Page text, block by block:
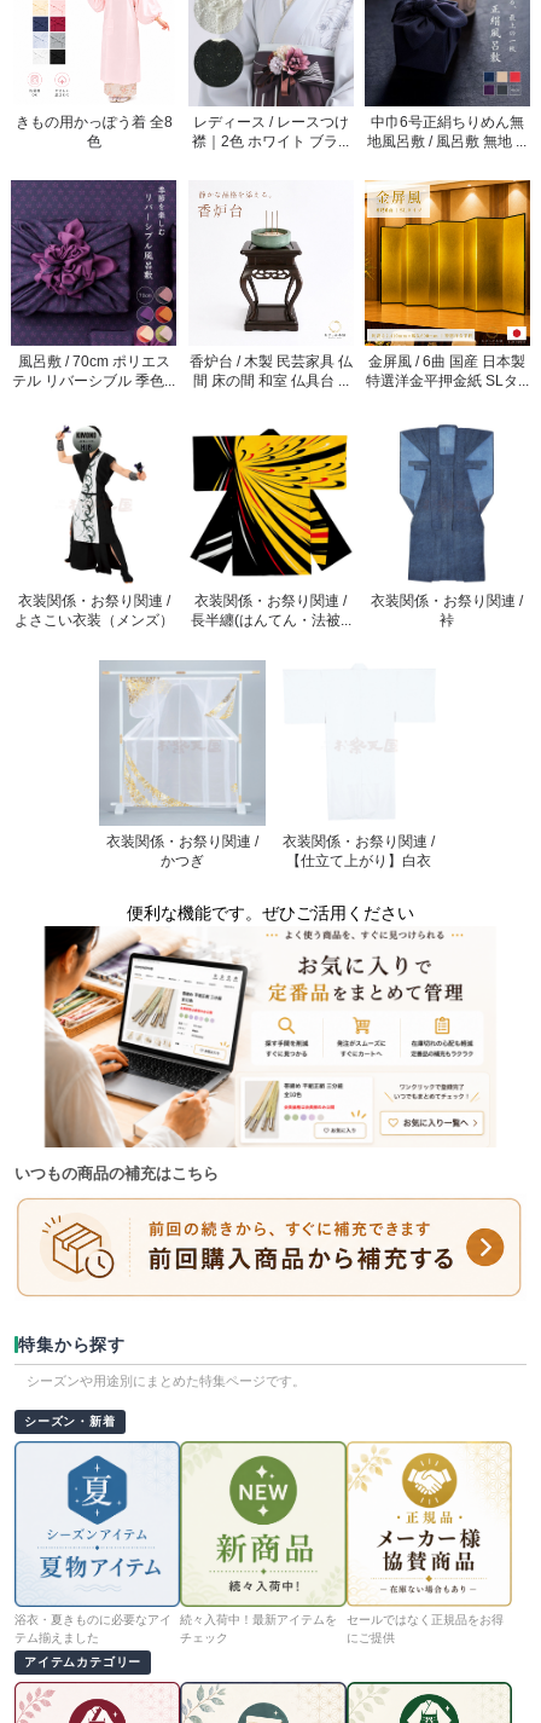
きもの用かっぽう着 全8
色
レディース / レースつけ
襟｜2色 ホワイト ブラ...
中巾6号正絹ちりめん無
地風呂敷 / 風呂敷 無地 ...
風呂敷 / 70cm ポリエス
テル リバーシブル 季色...
香炉台 / 木製 民芸家具 仏
間 床の間 和室 仏具台 ...
金屏風 / 6曲 国産 日本製
特選洋金平押金紙 SLタ...
衣装関係・お祭り関連 /
よさこい衣装（メンズ）
衣装関係・お祭り関連 /
長半纏(はんてん・法被...
衣装関係・お祭り関連 /
裃
衣装関係・お祭り関連 /
かつぎ
衣装関係・お祭り関連 /
【仕立て上がり】白衣
便利な機能です。ぜひご活用ください
いつもの商品の補充はこちら
特集から探す
シーズンや用途別にまとめた特集ページです。
シーズン・新着
浴衣・夏きものに必要なアイ
テム揃えました
続々入荷中！最新アイテムを
チェック
セールではなく正規品をお得
にご提供
アイテムカテゴリー